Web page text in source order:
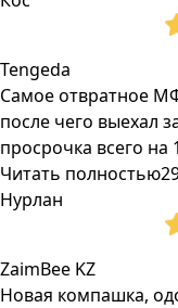
Tengeda
Самое отвратное
после чего выехал
просрочка всего на
Читать полностью
Нурлан
ZaimBee KZ
Новая компашка,